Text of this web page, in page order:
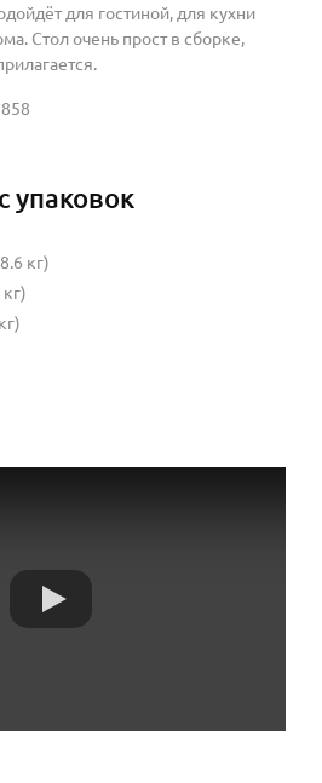
для гостиной, для кухни
Стол очень прост в сборке,
упаковок
кг)